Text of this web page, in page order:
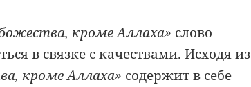
кроме Аллаха» слово
в связке с качествами. Исходя из
кроме Аллаха» содержит в себе